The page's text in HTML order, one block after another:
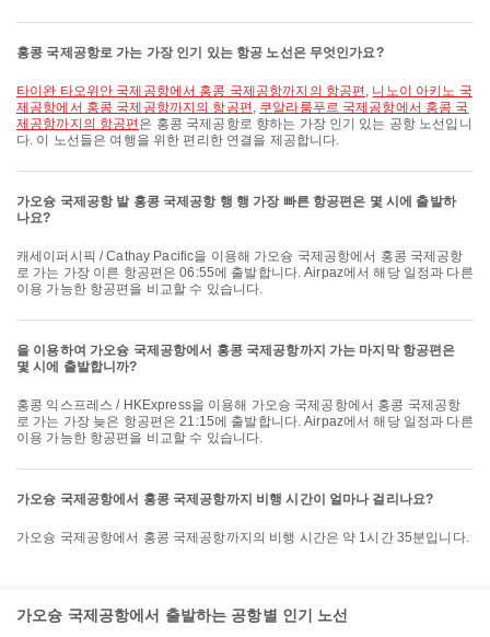
홍콩 국제공항로 가는 가장 인기 있는 항공 노선은 무엇인가요?
타이완 타오위안 국제공항에서 홍콩 국제공항까지의 항공편 , 니노이 아키노 국
제공항에서 홍콩 국제공항까지의 항공편 , 쿠알라룸푸르 국제공항에서 홍콩 국
제공항까지의 항공편 은 홍콩 국제공항로 향하는 가장 인기 있는 공항 노선입니
다. 이 노선들은 여행을 위한 편리한 연결을 제공합니다.
가오슝 국제공항 발 홍콩 국제공항 행 행 가장 빠른 항공편은 몇 시에 출발하
나요?
캐세이퍼시픽 / Cathay Pacific을 이용해 가오슝 국제공항에서 홍콩 국제공항
로 가는 가장 이른 항공편은 06:55에 출발합니다. Airpaz에서 해당 일정과 다른
이용 가능한 항공편을 비교할 수 있습니다.
을 이용하여 가오슝 국제공항에서 홍콩 국제공항까지 가는 마지막 항공편은
몇 시에 출발합니까?
홍콩 익스프레스 / HKExpress을 이용해 가오슝 국제공항에서 홍콩 국제공항
로 가는 가장 늦은 항공편은 21:15에 출발합니다. Airpaz에서 해당 일정과 다른
이용 가능한 항공편을 비교할 수 있습니다.
가오슝 국제공항에서 홍콩 국제공항까지 비행 시간이 얼마나 걸리나요?
가오슝 국제공항에서 홍콩 국제공항까지의 비행 시간은 약 1시간 35분입니다.
가오슝 국제공항에서 출발하는 공항별 인기 노선